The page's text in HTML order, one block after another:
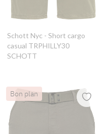
Schott Nyc - Short cargo
casual TRPHILLY30
SCHOTT
Bon plan